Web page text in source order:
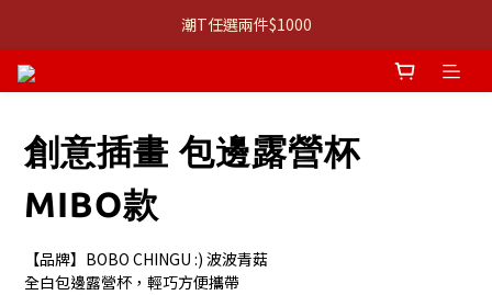
👚 經典 3 件組：⭐680 系列 T 恤 ＋ 口說課 ｜組合價 $1,999
潮T任選兩件$1000
👚 經典 3 件組：⭐680 系列 T 恤 ＋ 口說課 ｜組合價 $1,999
創意插畫 包邊露營杯
MIBO款
【品牌】BOBO CHINGU :) 波波青菇
全白包邊露營杯，輕巧方便攜帶